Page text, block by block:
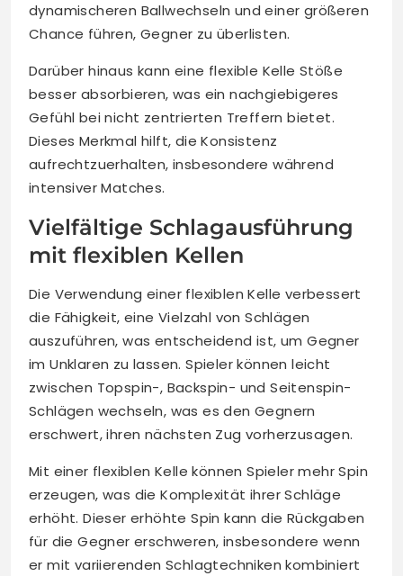
dynamischeren Ballwechseln und einer größeren
Chance führen, Gegner zu überlisten.
Darüber hinaus kann eine flexible Kelle Stöße
besser absorbieren, was ein nachgiebigeres
Gefühl bei nicht zentrierten Treffern bietet.
Dieses Merkmal hilft, die Konsistenz
aufrechtzuerhalten, insbesondere während
intensiver Matches.
Vielfältige Schlagausführung
mit flexiblen Kellen
Die Verwendung einer flexiblen Kelle verbessert
die Fähigkeit, eine Vielzahl von Schlägen
auszuführen, was entscheidend ist, um Gegner
im Unklaren zu lassen. Spieler können leicht
zwischen Topspin-, Backspin- und Seitenspin-
Schlägen wechseln, was es den Gegnern
erschwert, ihren nächsten Zug vorherzusagen.
Mit einer flexiblen Kelle können Spieler mehr Spin
erzeugen, was die Komplexität ihrer Schläge
erhöht. Dieser erhöhte Spin kann die Rückgaben
für die Gegner erschweren, insbesondere wenn
er mit variierenden Schlagtechniken kombiniert